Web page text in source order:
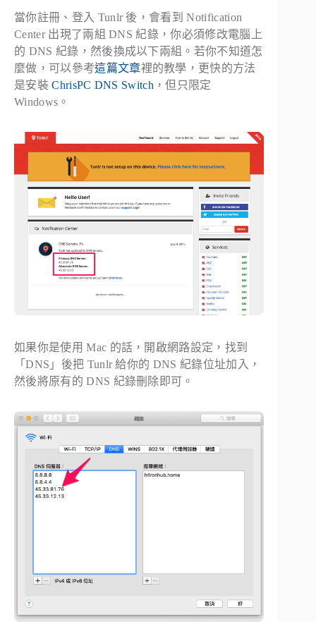
當你註冊、登入 Tunlr 後，會看到 Notification
Center 出現了兩組 DNS 紀錄，你必須修改電腦上
的 DNS 紀錄，然後換成以下兩組。若你不知道怎
麼做，可以參考這篇文章裡的教學，更快的方法
是安裝ChrisPC DNS Switch ，但只限定
Windows。
如果你是使用 Mac 的話，開啟網路設定，找到
「DNS 」後把 Tunlr 給你的 DNS 紀錄位址加入，
然後將原有的 DNS 紀錄刪除即可。